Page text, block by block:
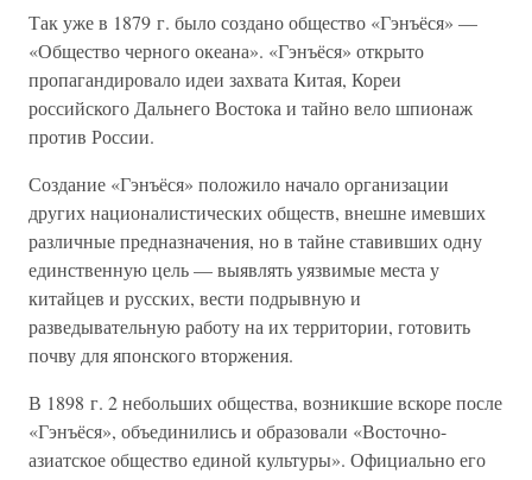
Так уже в 1879 г. было создано общество «Гэнъёся» —
«Общество черного океана». «Гэнъёся» открыто
пропагандировало идеи захвата Китая, Кореи
российского Дальнего Востока и тайно вело шпионаж
против России.
Создание «Гэнъёся» положило начало организации
других националистических обществ, внешне имевших
различные предназначения, но в тайне ставивших одну
единственную цель — выявлять уязвимые места у
китайцев и русских, вести подрывную и
разведывательную работу на их территории, готовить
почву для японского вторжения.
В 1898 г. 2 небольших общества, возникшие вскоре после
«Гэнъёся», объединились и образовали «Восточно-
азиатское общество единой культуры». Официально его